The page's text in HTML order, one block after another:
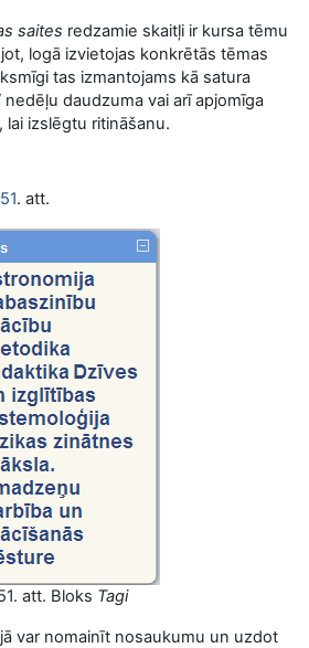
saites redzamie skaitļi ir kursa tēmu
logā izvietojas konkrētās tēmas
tas izmantojams kā satura
daudzuma vai arī apjomīga
izslēgtu ritināšanu.
51. att.
att. Bloks Tagi
var nomainīt nosaukumu un uzdot